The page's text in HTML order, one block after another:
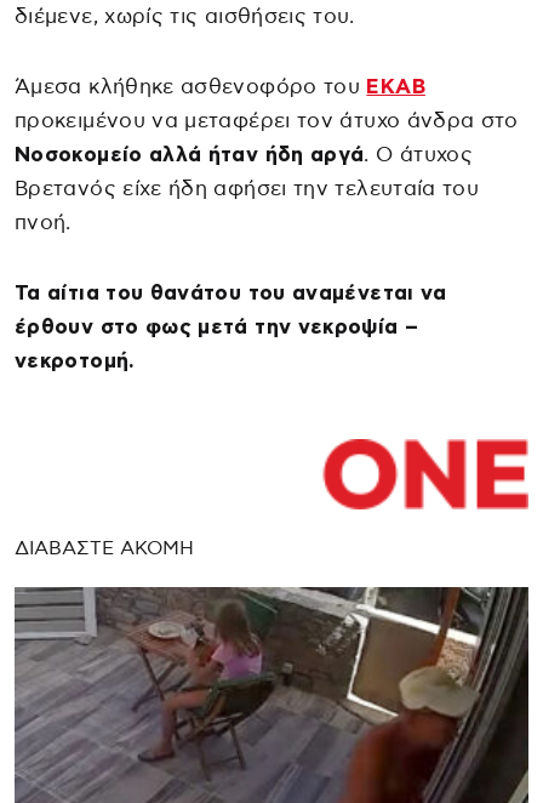
διέμενε, χωρίς τις αισθήσεις του.
Άμεσα κλήθηκε ασθενοφόρο του ΕΚΑΒ
προκειμένου να μεταφέρει τον άτυχο άνδρα στο
Νοσοκομείο αλλά ήταν ήδη αργά. Ο άτυχος
Βρετανός είχε ήδη αφήσει την τελευταία του
πνοή.
Τα αίτια του θανάτου του αναμένεται να
έρθουν στο φως μετά την νεκροψία –
νεκροτομή.
ΔΙΑΒΑΣΤΕ ΑΚΟΜΗ